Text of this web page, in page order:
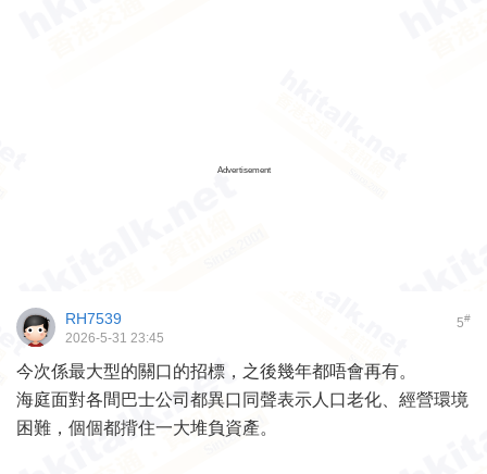
Advertisement
5#
RH7539
2026-5-31 23:45
今次係最大型的關口的招標，之後幾年都唔會再有。
海庭面對各間巴士公司都異口同聲表示人口老化、經營環境
困難，個個都揹住一大堆負資產。